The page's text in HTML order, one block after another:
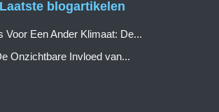
Laatste blogartikelen
Voor Een Ander Klimaat: De...
Onzichtbare Invloed van...